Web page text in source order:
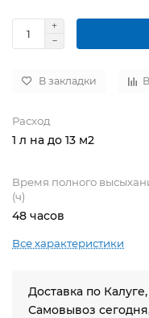
В закладки
Расход
1 л на до 13 м2
Время полного
(ч)
48 часов
Все характеристики
Доставка по
Самовывоз